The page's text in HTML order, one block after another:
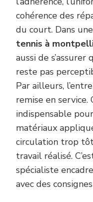
cohérence des
du court. Dans une
tennis à
aussi de
reste pas
Par ailleurs,
remise en
indispensable
matériaux
circulation trop
travail réalisé.
spécialiste
avec des